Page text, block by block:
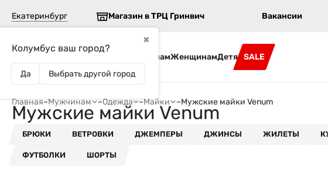
Екатеринбург
✖
Колумбус ваш город?
Да Выбрать другой город
Магазин в ТРЦ Гринвич Вакансии
МужчинамЖенщинамДетям SALE
Главная–Мужчинам –Одежда –Майки –Мужские майки Venum
Мужские майки Venum
БРЮКИ ВЕТРОВКИ ДЖЕМПЕРЫ ДЖИНСЫ ЖИЛЕТЫ
ФУТБОЛКИ ШОРТЫ